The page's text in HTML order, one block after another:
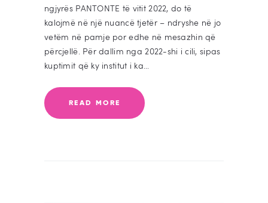
ngjyrës PANTONTE të vitit 2022, do të
kalojmë në një nuancë tjetër – ndryshe në jo
vetëm në pamje por edhe në mesazhin që
përcjellë. Për dallim nga 2022-shi i cili, sipas
kuptimit që ky institut i ka…
READ MORE